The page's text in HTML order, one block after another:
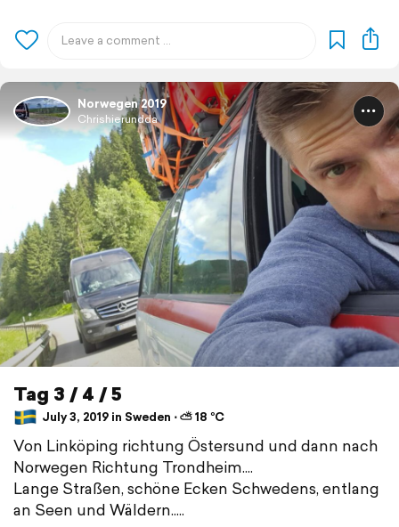
Norwegen 2019
Chrishierundda
Tag 3 / 4 / 5
July 3, 2019 in Sweden ⋅ ⛅ 18 °C
Von Linköping richtung Östersund und dann nach
Norwegen Richtung Trondheim....
Lange Straßen, schöne Ecken Schwedens, entlang
an Seen und Wäldern.....